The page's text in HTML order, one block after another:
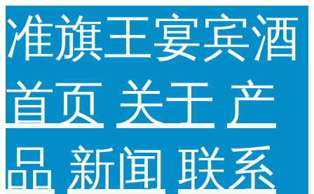
准旗王宴宾酒
首页 关于 产
品 新闻 联系